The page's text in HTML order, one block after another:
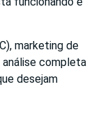
marketing de
completa
desejam